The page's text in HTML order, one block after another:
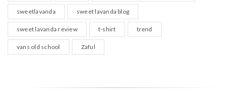
sweetlavanda sweet lavanda blog
sweet lavanda review t-shirt trend
vans old school Zaful